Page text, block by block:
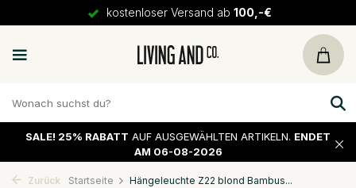
kostenloser Versand ab 100,-€
SALE! 25% RABATT AUF AUSGEWÄHLTEN ARTIKELN. ENDET
AM 06-08-2026
Zurück Startseite Hängeleuchte Z22 blond Bambus...